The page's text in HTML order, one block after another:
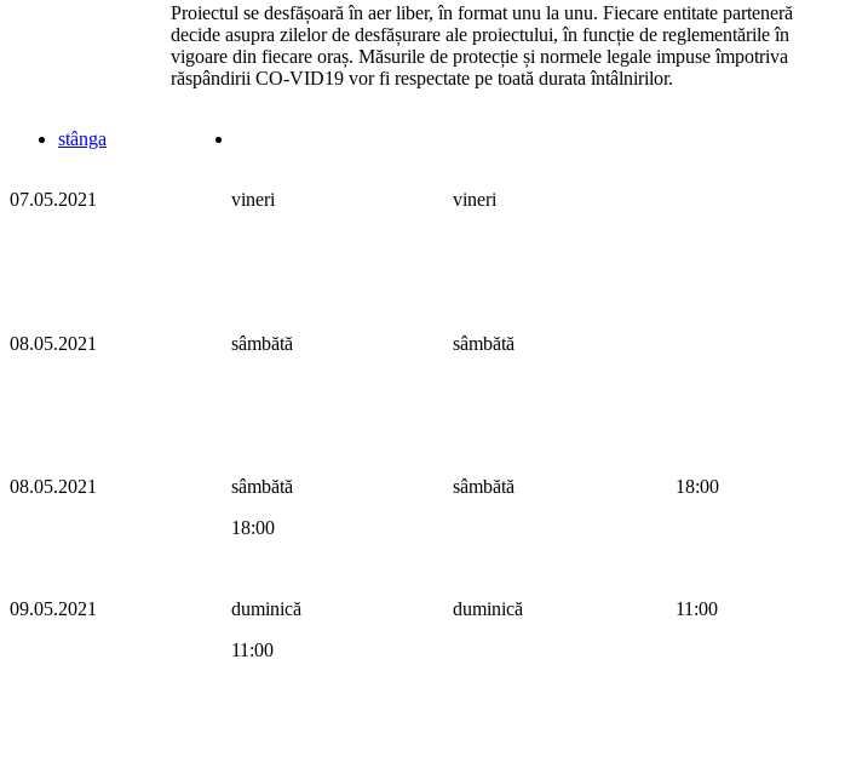
Proiectul se desfășoară în aer liber, în format unu la unu. Fiecare entitate parteneră
decide asupra zilelor de desfășurare ale proiectului, în funcție de reglementările în
vigoare din fiecare oraș. Măsurile de protecție și normele legale impuse împotriva
răspândirii CO-VID19 vor fi respectate pe toată durata întâlnirilor.
stânga
07.05.2021 vineri vineri
08.05.2021 sâmbătă sâmbătă
08.05.2021
sâmbătă
18:00
sâmbătă 18:00
09.05.2021
duminică
11:00
duminică 11:00